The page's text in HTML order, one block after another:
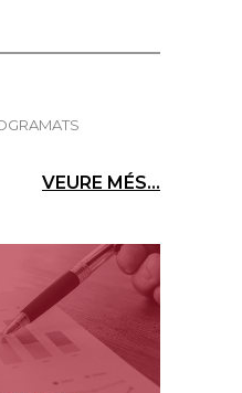
VEURE MÉS...